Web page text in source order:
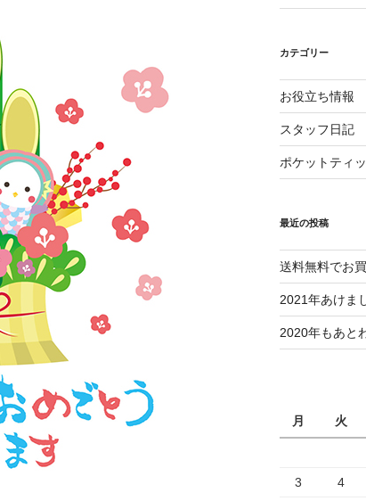
カテゴリー
お役立ち情報
スタッフ日記
ポケットティ
最近の投稿
送料無料でお
2021年あけま
2020年もあと
月 火
3 4